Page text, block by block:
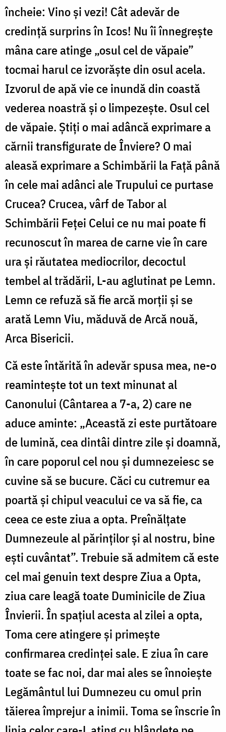
încheie: Vino și vezi! Cât adevăr de
credință surprins în Icos! Nu îi înnegrește
mâna care atinge „osul cel de văpaie”
tocmai harul ce izvorăște din osul acela.
Izvorul de apă vie ce inundă din coastă
vederea noastră și o limpezește. Osul cel
de văpaie. Știți o mai adâncă exprimare a
cărnii transfigurate de Înviere? O mai
aleasă exprimare a Schimbării la Față până
în cele mai adânci ale Trupului ce purtase
Crucea? Crucea, vârf de Tabor al
Schimbării Feței Celui ce nu mai poate fi
recunoscut în marea de carne vie în care
ura și răutatea mediocrilor, decoctul
tembel al trădării, L-au aglutinat pe Lemn.
Lemn ce refuză să fie arcă morții și se
arată Lemn Viu, măduvă de Arcă nouă,
Arca Bisericii.
Că este întărită în adevăr spusa mea, ne-o
reamintește tot un text minunat al
Canonului (Cântarea a 7-a, 2) care ne
aduce aminte: „Această zi este purtătoare
de lumină, cea dintâi dintre zile și doamnă,
în care poporul cel nou și dumnezeiesc se
cuvine să se bucure. Căci cu cutremur ea
poartă și chipul veacului ce va să fie, ca
ceea ce este ziua a opta. Preînălțate
Dumnezeule al părinților și al nostru, bine
ești cuvântat”. Trebuie să admitem că este
cel mai genuin text despre Ziua a Opta,
ziua care leagă toate Duminicile de Ziua
Învierii. În spațiul acesta al zilei a opta,
Toma cere atingere și primește
confirmarea credinței sale. E ziua în care
toate se fac noi, dar mai ales se înnoiește
Legământul lui Dumnezeu cu omul prin
tăierea împrejur a inimii. Toma se înscrie în